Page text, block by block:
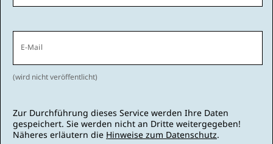
E-Mail
(wird nicht veröffentlicht)
Zur Durchführung dieses Service werden Ihre Daten
gespeichert. Sie werden nicht an Dritte weitergegeben!
Näheres erläutern die Hinweise zum Datenschutz.